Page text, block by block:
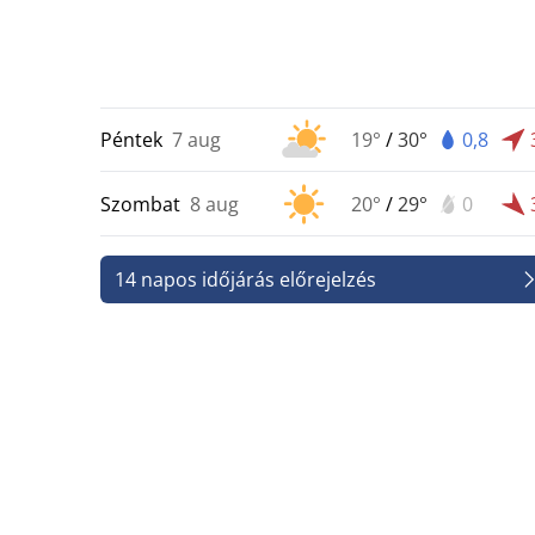
Péntek 7 aug 19° /30° 0,8
Szombat 8 aug 20° /29° 0
14 napos időjárás előrejelzés